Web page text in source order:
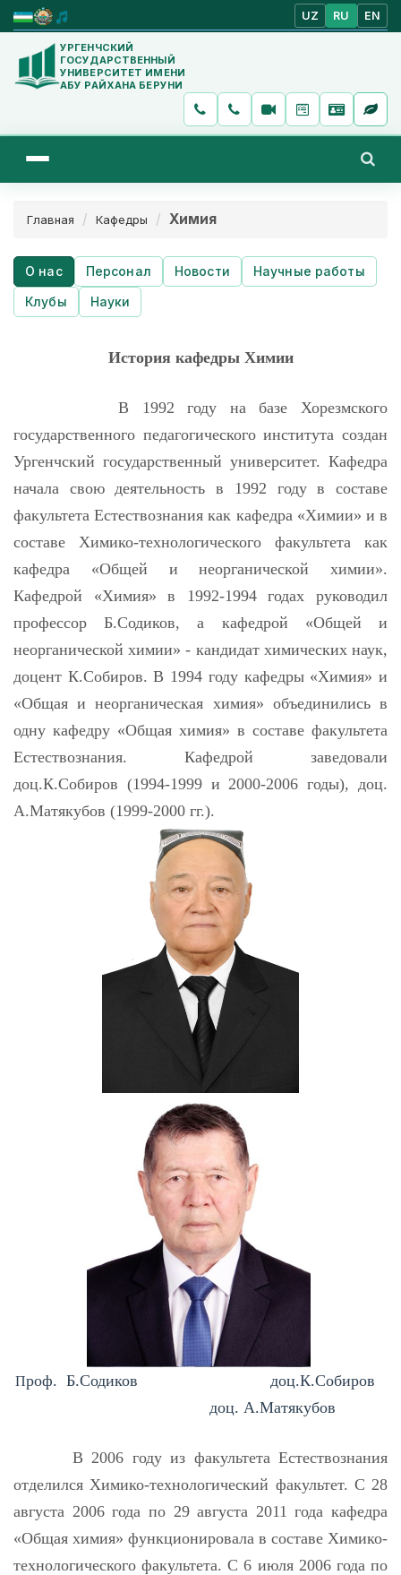
UZ RU EN
УРГЕНЧСКИЙ
ГОСУДАРСТВЕННЫЙ
УНИВЕРСИТЕТ ИМЕНИ
АБУ РАЙХАНА БЕРУНИ
Главная Кафедры Xимия
О нас Персонал Новости
Научные работы
Клубы
Науки
История кафедры Xимии
В 1992 году на базе Хорезмского
государственного педагогического института создан
Ургенчский государственный университет. Кафедра
начала свою деятельность в 1992 году в составе
факультета Естествознания как кафедра «Химии» и в
составе Химико-технологического факультета как
кафедра «Общей и неорганической химии».
Кафедрой «Химия» в 1992-1994 годах руководил
профессор Б.Содиков, а кафедрой «Общей и
неорганической химии» - кандидат химических наук,
доцент К.Собиров. В 1994 году кафедры «Химия» и
«Общая и неорганическая химия» объединились в
одну кафедру «Общая химия» в составе факультета
Естествознания. Кафедрой заведовали
доц.К.Собиров (1994-1999 и 2000-2006 годы), доц.
A.Матякубов (1999-2000 гг.).
Проф. Б.Содиков
доц.К.Собиров
доц. A.Матякубов
В 2006 году из факультета Естествознания
отделился Химико-технологический факультет. С 28
августа 2006 года по 29 августа 2011 года кафедра
«Общая химия» функционировала в составе Химико-
технологического факультета. С 6 июля 2006 года по